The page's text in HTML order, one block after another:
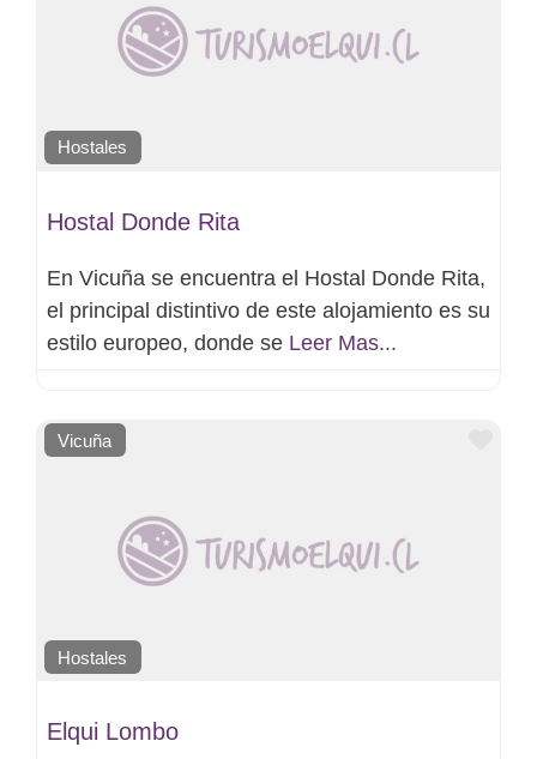
Hostales
Hostal Donde Rita
En Vicuña se encuentra el Hostal Donde Rita,
el principal distintivo de este alojamiento es su
estilo europeo, donde se Leer Mas...
Vicuña
Hostales
Elqui Lombo